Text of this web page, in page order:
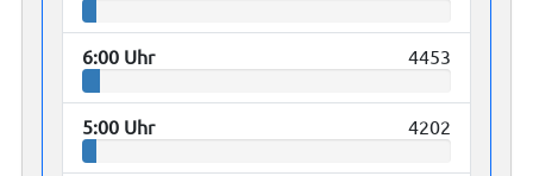
6:00 Uhr 4453
5:00 Uhr 4202